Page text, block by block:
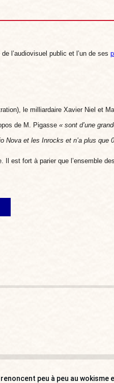
l’audiovisuel public et l’un de ses
le milliardaire Xavier Niel et
de M. Pigasse « sont d’une
Nova et les Inrocks et n’a plus que
est fort à parier que l’ensemble
peu à peu au wokisme